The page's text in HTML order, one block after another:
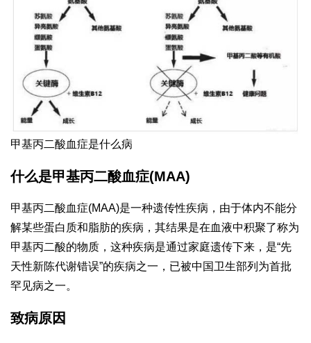
甲基丙二酸血症是什么病
什么是甲基丙二酸血症(MAA)
甲基丙二酸血症(MAA)是一种遗传性疾病，由于体内不能分
解某些蛋白质和脂肪的疾病，其结果是在血液中积聚了称为
甲基丙二酸的物质，这种疾病是通过家庭遗传下来，是“先
天性新陈代谢错误”的疾病之一，已被中国卫生部列为首批
罕见病之一。
致病原因